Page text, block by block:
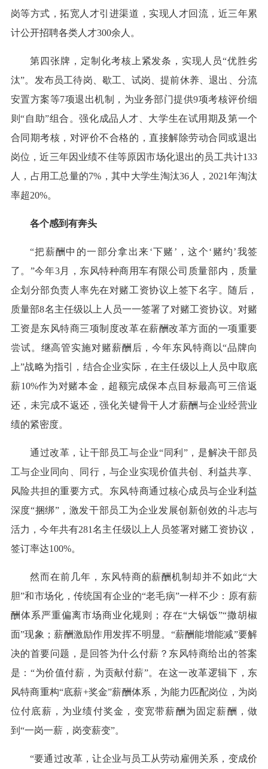
岗等方式，拓宽人才引进渠道，实现人才回流，近三年累
计公开招聘各类人才300余人。
第四张牌，定制化考核上紧发条，实现人员“优胜劣
汰”。发布员工待岗、歇工、试岗、提前休养、退出、分流
安置方案等7项退出机制，为业务部门提供9项考核评价细
则“自助”组合。强化成品人才、大学生在试用期及第一个
合同期考核，对评价不合格的，直接解除劳动合同或退出
岗位，近三年因业绩不佳等原因市场化退出的员工共计133
人，占用工总量的7%，其中大学生淘汰36人，2021年淘汰
率超20%。
各个感到有奔头
“把薪酬中的一部分拿出来‘下赌’，这个‘赌约’我签
了。”今年3月，东风特种商用车有限公司质量部内，质量
企划分部负责人率先在对赌工资协议上签下名字。随后，
质量部8名主任级以上人员一一签署了对赌工资协议。对赌
工资是东风特商三项制度改革在薪酬改革方面的一项重要
尝试。继高管实施对赌薪酬后，今年东风特商以“品牌向
上”战略为指引，结合企业实际，在主任级以上人员中取底
薪10%作为对赌本金，超额完成保本点目标最高可三倍返
还，未完成不返还，强化关键骨干人才薪酬与企业经营业
绩的紧密度。
通过改革，让干部员工与企业“同利”，是解决干部员
工与企业同向、同行，与企业实现价值共创、利益共享、
风险共担的重要方式。东风特商通过核心成员与企业利益
深度“捆绑”，激发干部员工为企业发展创新创效的斗志与
活力，今年共有281名主任级以上人员签署对赌工资协议，
签订率达100%。
然而在前几年，东风特商的薪酬机制却并不如此“大
胆”和市场化，传统国有企业的“老毛病”一样不少：原有薪
酬体系严重偏离市场商业化规则；存在“大锅饭”“撒胡椒
面”现象；薪酬激励作用发挥不明显。“薪酬能增能减”要解
决的首要问题，是回答为什么付薪？东风特商给出的答案
是：“为价值付薪，为贡献付薪”。在这一改革逻辑下，东
风特商重构“底薪+奖金”薪酬体系，为能力匹配岗位，为岗
位付底薪，为业绩付奖金，变宽带薪酬为固定薪酬，做
到“一岗一薪，岗变薪变”。
“要通过改革，让企业与员工从劳动雇佣关系，变成价